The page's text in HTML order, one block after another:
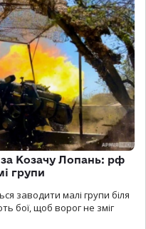
за Козачу Лопань: рф
групи
заводити малі групи біля
бої, щоб ворог не зміг